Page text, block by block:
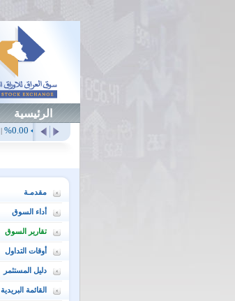
الرئيسية
| ابورت0.00
مقدمـة
أداء السوق
تقارير السوق
أوقات التداول
دليل المستثمر
القائمة البريدية